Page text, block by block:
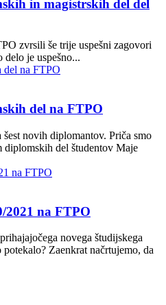
in magistrskih del del
zvrsili še trije uspešni zagovori
je uspešno...
del na FTPO
novih diplomantov. Priča smo
diplomskih del študentov Maje
2021 na FTPO
novega študijskega
Zaenkrat načrtujemo, da